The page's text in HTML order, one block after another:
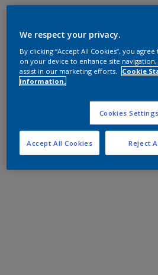
We respect your privacy.
By clicking “Accept All Cookies”, you
on your device to enhance site navigation,
assist in our marketing efforts.
Cookie
information.
Cookies Settings
Reject
Accept All Cookies